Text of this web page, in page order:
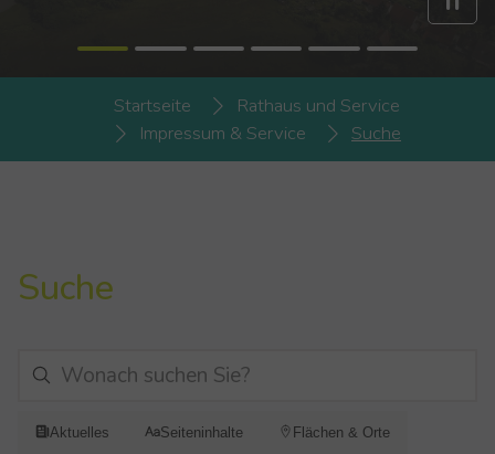
Startseite
Rathaus und Service
Impressum & Service
Suche
Suche
Aktuelles Seiteninhalte Flächen & Orte